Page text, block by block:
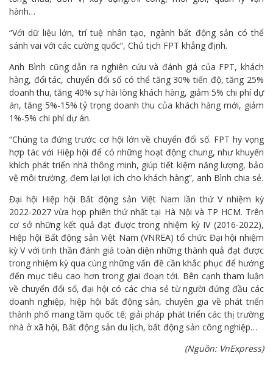
hành…
“Với dữ liệu lớn, trí tuệ nhân tạo, ngành bất động sản có thể
sánh vai với các cường quốc”, Chủ tịch FPT khẳng định.
Anh Bình cũng dẫn ra nghiên cứu và đánh giá của FPT, khách
hàng, đối tác, chuyển đổi số có thể tăng 30% tiến độ, tăng 25%
doanh thu, tăng 40% sự hài lòng khách hàng, giảm 5% chi phí dự
án, tăng 5%-15% tỷ trọng doanh thu của khách hàng mới, giảm
1%-5% chi phí dự án.
“Chúng ta đứng trước cơ hội lớn về chuyển đổi số. FPT hy vọng
hợp tác với Hiệp hội để có những hoạt động chung, như khuyến
khích phát triển nhà thông minh, giúp tiết kiệm năng lượng, bảo
vệ môi trường, đem lại lợi ích cho khách hàng”, anh Bình chia sẻ.
Đại hội Hiệp hội Bất động sản Việt Nam lần thứ V nhiệm kỳ
2022-2027 vừa họp phiên thứ nhất tại Hà Nội và TP HCM. Trên
cơ sở những kết quả đạt được trong nhiệm kỳ IV (2016-2022),
Hiệp hội Bất động sản Việt Nam (VNREA) tổ chức Đại hội nhiệm
kỳ V với tinh thần đánh giá toàn diện những thành quả đạt được
trong nhiệm kỳ qua cùng những vấn đề cần khắc phục để hướng
đến mục tiêu cao hơn trong giai đoạn tới. Bên cạnh tham luận
về chuyển đổi số, đại hội có các chia sẻ từ người đứng đầu các
doanh nghiệp, hiệp hội bất động sản, chuyên gia về phát triển
thành phố mang tầm quốc tế; giải pháp phát triển các thị trường
nhà ở xã hội, Bất động sản du lịch, bất động sản công nghiệp…
(Nguồn: VnExpress)